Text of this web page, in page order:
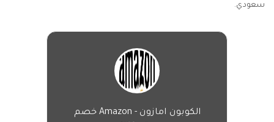
سعودي.
الكوبون امازون - Amazon خصم